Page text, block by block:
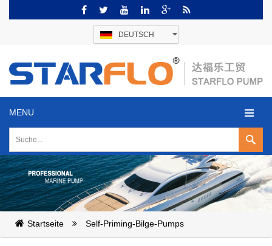
DEUTSCH
MENU
Startseite Self-Priming-Bilge-Pumps